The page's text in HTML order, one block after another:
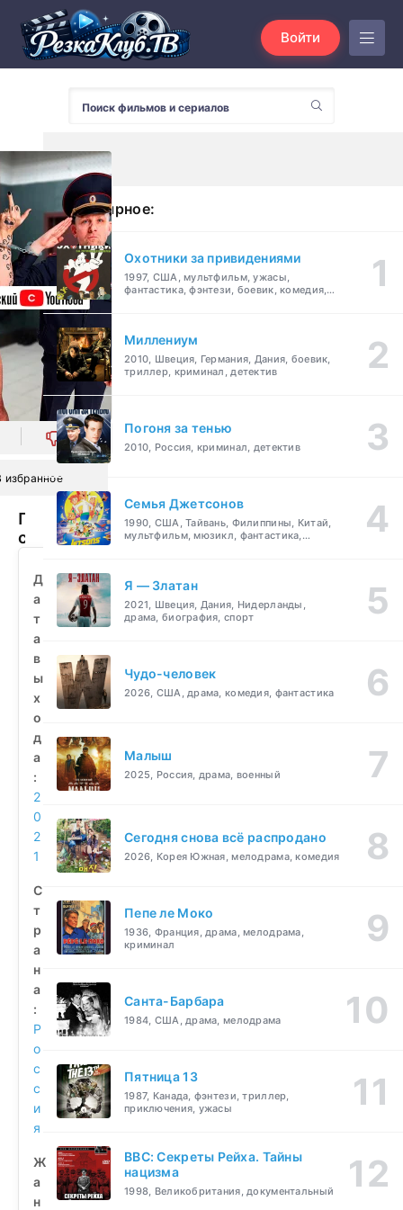
Войти
0
избранное
Полицейский
с
(2021)
смотреть
бесплатно
Д
а
т
а
в
ы
х
о
д
а
:
2
0
2
1
С
т
р
а
н
а
:
Р
о
с
с
и
я
Ж
а
н
Популярное:
Охотники за привидениями
1997, США, мультфильм, ужасы,
фантастика, фэнтези, боевик, комедия,
Миллениум
2010, Швеция, Германия, Дания, боевик,
триллер, криминал, детектив
Погоня за тенью
2010, Россия, криминал, детектив
Семья Джетсонов
1990, США, Тайвань, Филиппины, Китай,
мультфильм, мюзикл, фантастика,
Я — Златан
2021, Швеция, Дания, Нидерланды,
драма, биография, спорт
Чудо-человек
2026, США, драма, комедия, фантастика
Малыш
2025, Россия, драма, военный
Сегодня снова всё распродано
2026, Корея Южная, мелодрама, комедия
Пепе ле Моко
1936, Франция, драма, мелодрама,
криминал
Санта-Барбара
1984, США, драма, мелодрама
Пятница 13
1987, Канада, фэнтези, триллер,
приключения, ужасы
BBC: Секреты Рейха. Тайны
нацизма
1998, Великобритания, документальный